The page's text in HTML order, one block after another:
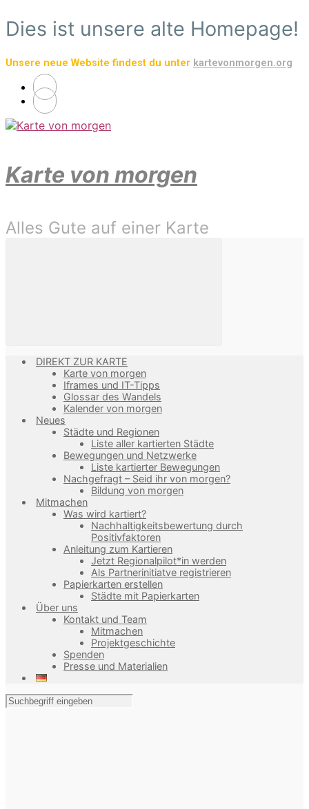
Zum
Hauptinhalt
Dies ist unsere alte Homepage!
Unsere neue Website findest du unter kartevonmorgen.org
Karte von morgen
Alles Gute auf einer Karte
DIREKT ZUR KARTE
Karte von morgen
Iframes und IT-Tipps
Glossar des Wandels
Kalender von morgen
Neues
Städte und Regionen
Liste aller kartierten Städte
Bewegungen und Netzwerke
Liste kartierter Bewegungen
Nachgefragt – Seid ihr von morgen?
Bildung von morgen
Mitmachen
Was wird kartiert?
Nachhaltigkeitsbewertung durch
Positivfaktoren
Anleitung zum Kartieren
Jetzt Regionalpilot*in werden
Als Partnerinitiatve registrieren
Papierkarten erstellen
Städte mit Papierkarten
Über uns
Kontakt und Team
Mitmachen
Projektgeschichte
Spenden
Presse und Materialien